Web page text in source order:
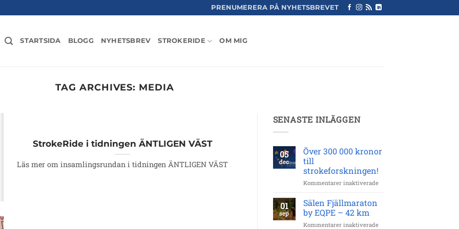
PRENUMERERA PÅ NYHETSBREVET
STARTSIDA BLOGG NYHETSBREV STROKERIDE OM MIG
TAG ARCHIVES: MEDIA
StrokeRide i tidningen ÄNTLIGEN VÄST
Läs mer om insamlingsrundan i tidningen ÄNTLIGEN VÄST
SENASTE INLÄGGEN
05
dec
Över 300 000 kronor
till
strokeforskningen!
Kommentarer inaktiveradeför
till
01
sep
Sälen Fjällmaraton
by EQPE – 42 km
Kommentarer inaktiveradeför